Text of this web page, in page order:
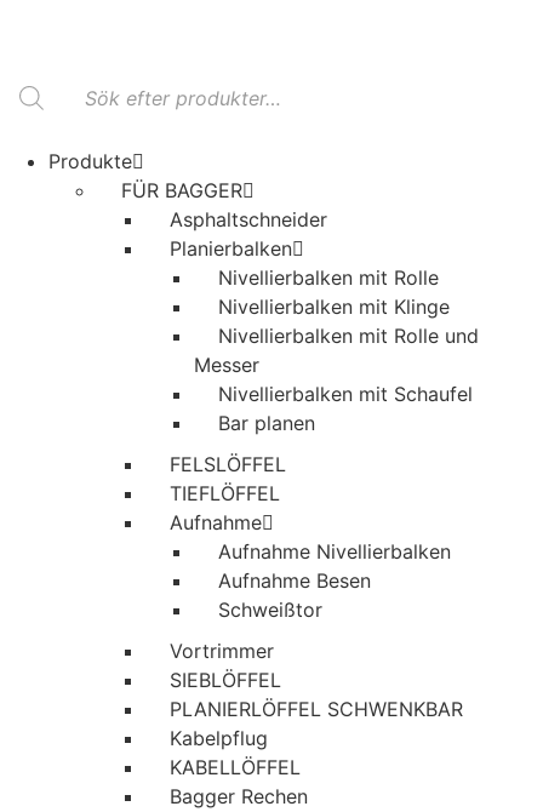
Products
search
Produkte
FÜR BAGGER
Asphaltschneider
Planierbalken
Nivellierbalken mit Rolle
Nivellierbalken mit Klinge
Nivellierbalken mit Rolle und
Messer
Nivellierbalken mit Schaufel
Bar planen
FELSLÖFFEL
TIEFLÖFFEL
Aufnahme
Aufnahme Nivellierbalken
Aufnahme Besen
Schweißtor
Vortrimmer
SIEBLÖFFEL
PLANIERLÖFFEL SCHWENKBAR
Kabelpflug
KABELLÖFFEL
Bagger Rechen